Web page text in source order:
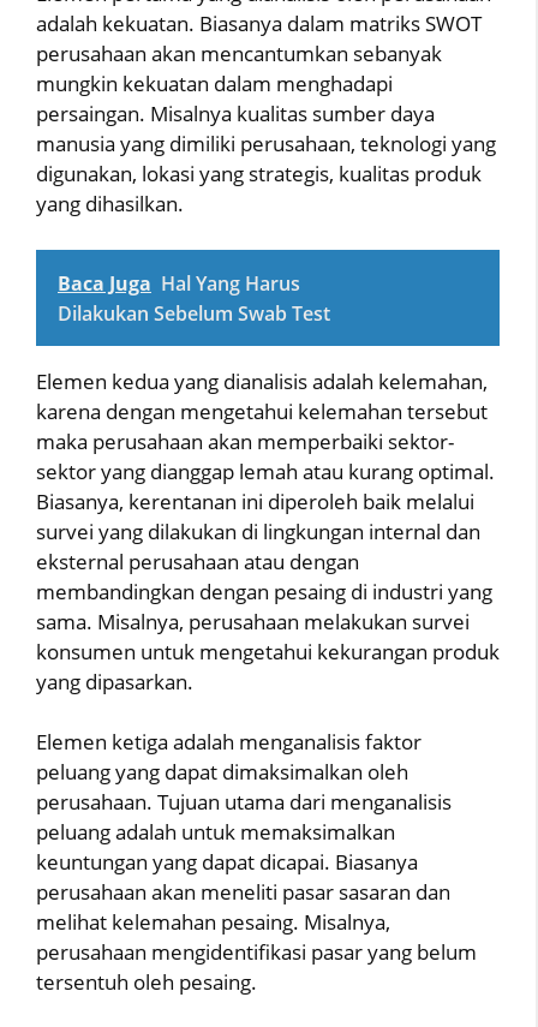
adalah kekuatan. Biasanya dalam matriks SWOT
perusahaan akan mencantumkan sebanyak
mungkin kekuatan dalam menghadapi
persaingan. Misalnya kualitas sumber daya
manusia yang dimiliki perusahaan, teknologi yang
digunakan, lokasi yang strategis, kualitas produk
yang dihasilkan.
Baca Juga Hal Yang Harus
Dilakukan Sebelum Swab Test
Elemen kedua yang dianalisis adalah kelemahan,
karena dengan mengetahui kelemahan tersebut
maka perusahaan akan memperbaiki sektor-
sektor yang dianggap lemah atau kurang optimal.
Biasanya, kerentanan ini diperoleh baik melalui
survei yang dilakukan di lingkungan internal dan
eksternal perusahaan atau dengan
membandingkan dengan pesaing di industri yang
sama. Misalnya, perusahaan melakukan survei
konsumen untuk mengetahui kekurangan produk
yang dipasarkan.
Elemen ketiga adalah menganalisis faktor
peluang yang dapat dimaksimalkan oleh
perusahaan. Tujuan utama dari menganalisis
peluang adalah untuk memaksimalkan
keuntungan yang dapat dicapai. Biasanya
perusahaan akan meneliti pasar sasaran dan
melihat kelemahan pesaing. Misalnya,
perusahaan mengidentifikasi pasar yang belum
tersentuh oleh pesaing.